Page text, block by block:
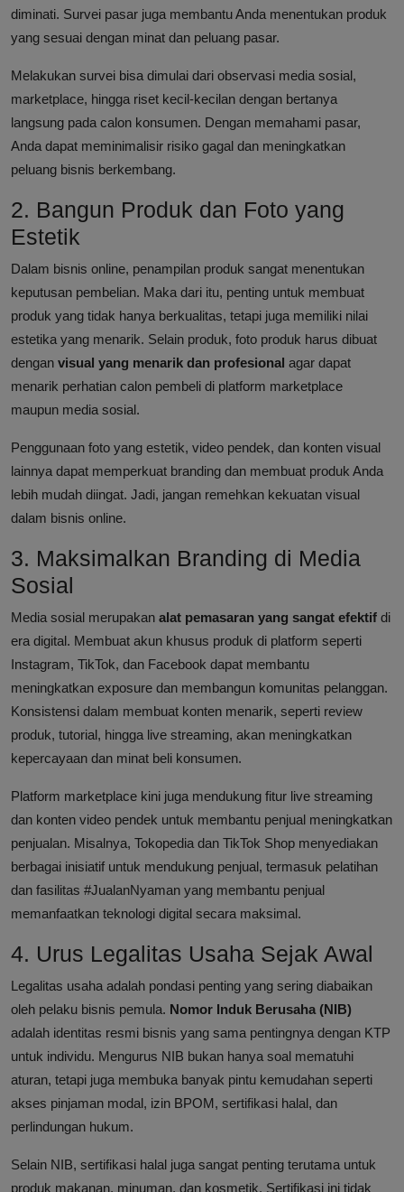
diminati. Survei pasar juga membantu Anda menentukan produk
yang sesuai dengan minat dan peluang pasar.
Melakukan survei bisa dimulai dari observasi media sosial,
marketplace, hingga riset kecil-kecilan dengan bertanya
langsung pada calon konsumen. Dengan memahami pasar,
Anda dapat meminimalisir risiko gagal dan meningkatkan
peluang bisnis berkembang.
2. Bangun Produk dan Foto yang
Estetik
Dalam bisnis online, penampilan produk sangat menentukan
keputusan pembelian. Maka dari itu, penting untuk membuat
produk yang tidak hanya berkualitas, tetapi juga memiliki nilai
estetika yang menarik. Selain produk, foto produk harus dibuat
dengan visual yang menarik dan profesional agar dapat
menarik perhatian calon pembeli di platform marketplace
maupun media sosial.
Penggunaan foto yang estetik, video pendek, dan konten visual
lainnya dapat memperkuat branding dan membuat produk Anda
lebih mudah diingat. Jadi, jangan remehkan kekuatan visual
dalam bisnis online.
3. Maksimalkan Branding di Media
Sosial
Media sosial merupakan alat pemasaran yang sangat efektif di
era digital. Membuat akun khusus produk di platform seperti
Instagram, TikTok, dan Facebook dapat membantu
meningkatkan exposure dan membangun komunitas pelanggan.
Konsistensi dalam membuat konten menarik, seperti review
produk, tutorial, hingga live streaming, akan meningkatkan
kepercayaan dan minat beli konsumen.
Platform marketplace kini juga mendukung fitur live streaming
dan konten video pendek untuk membantu penjual meningkatkan
penjualan. Misalnya, Tokopedia dan TikTok Shop menyediakan
berbagai inisiatif untuk mendukung penjual, termasuk pelatihan
dan fasilitas #JualanNyaman yang membantu penjual
memanfaatkan teknologi digital secara maksimal.
4. Urus Legalitas Usaha Sejak Awal
Legalitas usaha adalah pondasi penting yang sering diabaikan
oleh pelaku bisnis pemula. Nomor Induk Berusaha (NIB)
adalah identitas resmi bisnis yang sama pentingnya dengan KTP
untuk individu. Mengurus NIB bukan hanya soal mematuhi
aturan, tetapi juga membuka banyak pintu kemudahan seperti
akses pinjaman modal, izin BPOM, sertifikasi halal, dan
perlindungan hukum.
Selain NIB, sertifikasi halal juga sangat penting terutama untuk
produk makanan, minuman, dan kosmetik. Sertifikasi ini tidak